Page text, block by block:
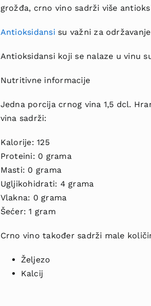
grožđa, crno vino sadrži više
Antioksidansi su važni za
Antioksidansi koji se nalaze u vinu
Nutritivne informacije
Jedna porcija crnog vina 1,5 dcl.
vina sadrži:
Kalorije: 125
Proteini: 0 grama
Masti: 0 grama
Ugljikohidrati: 4 grama
Vlakna: 0 grama
Šećer: 1 gram
Crno vino također sadrži male
Željezo
Kalcij